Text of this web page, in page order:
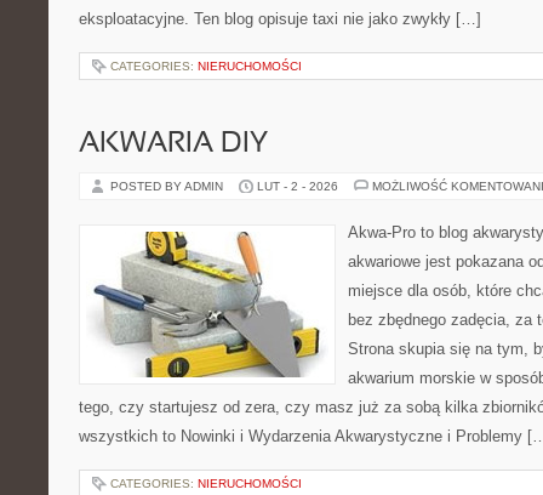
eksploatacyjne. Ten blog opisuje taxi nie jako zwykły […]
CATEGORIES: NIERUCHOMOŚCI
AKWARIA DIY
POSTED BY ADMIN LUT - 2 - 2026 MOŻLIWOŚĆ
Akwa-Pro to blog
akwariowe jest pokazana
miejsce dla osób, które
bez zbędnego zadęcia, za
Strona skupia się na tym,
akwarium morskie w
tego, czy startujesz od zera, czy masz już za sobą kilka
wszystkich to Nowinki i Wydarzenia Akwarystyczne i Problemy
CATEGORIES: NIERUCHOMOŚCI